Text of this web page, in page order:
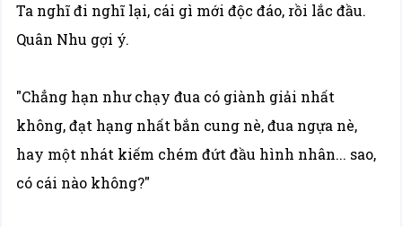
Ta nghĩ đi nghĩ lại, cái gì mới độc đáo, rồi lắc đầu.
Quân Nhu gợi ý.
"Chẳng hạn như chạy đua có giành giải nhất
không, đạt hạng nhất bắn cung nè, đua ngựa nè,
hay một nhát kiếm chém đứt đầu hình nhân... sao,
có cái nào không?"